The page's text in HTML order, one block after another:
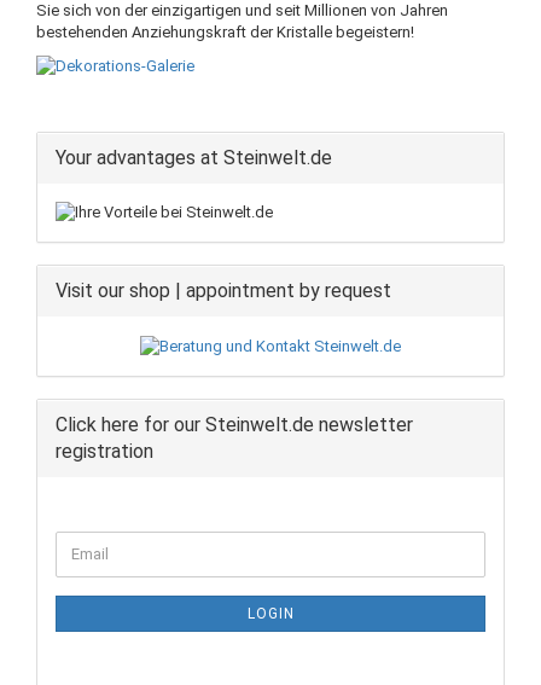
Sie sich von der einzigartigen und seit Millionen von Jahren
bestehenden Anziehungskraft der Kristalle begeistern!
Your advantages at Steinwelt.de
Visit our shop | appointment by request
Click here for our Steinwelt.de newsletter
registration
TO
Email
LOGIN